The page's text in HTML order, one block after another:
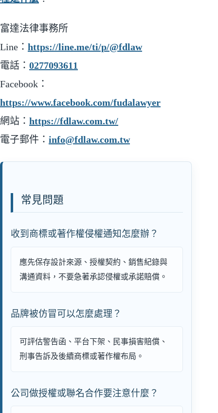
富達法律事務所
Line： https://line.me/ti/p/@fdlaw
電話： 0277093611
Facebook：
https://www.facebook.com/fudalawyer
網站： https://fdlaw.com.tw/
電子郵件： info@fdlaw.com.tw
常見問題
收到商標或著作權侵權通知怎麼辦？
應先保存設計來源、授權契約、銷售紀錄與
溝通資料，不要急著承認侵權或承諾賠償。
品牌被仿冒可以怎麼處理？
可評估警告函、平台下架、民事損害賠償、
刑事告訴及後續商標或著作權布局。
公司做授權或聯名合作要注意什麼？